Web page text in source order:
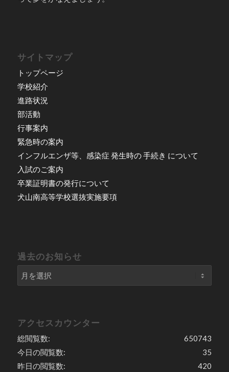
サイトマップ
トップページ
学校紹介
進路状況
部活動
行事案内
緊急時の案内
インフルエンザ等、感染症 発生時の 手続き について
入試のご案内
卒業証明書の発行について
犬山南高等学校選抜実施要項
過去のお知らせ
アクセスカウンター
650743
総閲覧数:
35
今日の閲覧数:
420
昨日の閲覧数: